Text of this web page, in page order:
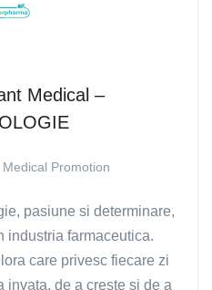
Medical –
Medical Promotion
pasiune si determinare,
industria farmaceutica.
care privesc fiecare zi
invata, de a creste si de a